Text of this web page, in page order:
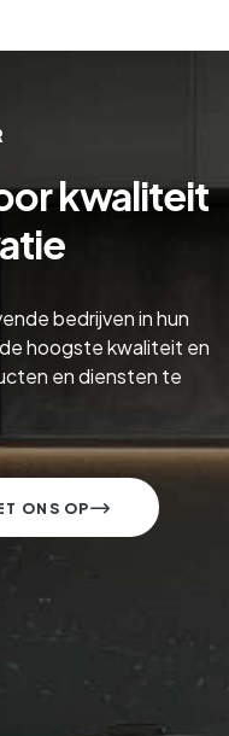
kwaliteit
bedrijven in hun
hoogste kwaliteit en
en diensten te
ONS OP